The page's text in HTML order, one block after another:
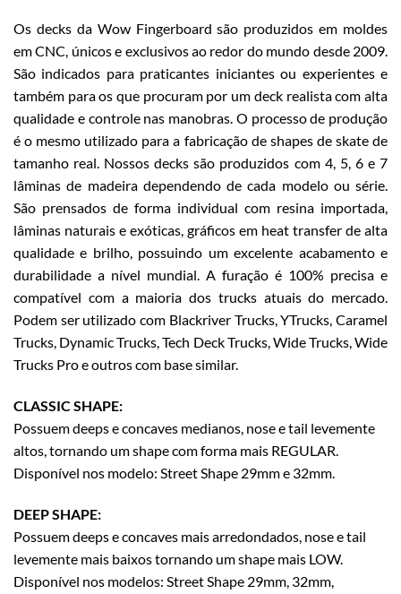
Os decks da Wow Fingerboard são produzidos em moldes
em CNC, únicos e exclusivos ao redor do mundo desde 2009.
São indicados para praticantes iniciantes ou experientes e
também para os que procuram por um deck realista com alta
qualidade e controle nas manobras. O processo de produção
é o mesmo utilizado para a fabricação de shapes de skate de
tamanho real. Nossos decks são produzidos com 4, 5, 6 e 7
lâminas de madeira dependendo de cada modelo ou série.
São prensados de forma individual com resina importada,
lâminas naturais e exóticas, gráficos em heat transfer de alta
qualidade e brilho, possuindo um excelente acabamento e
durabilidade a nível mundial. A furação é 100% precisa e
compatível com a maioria dos trucks atuais do mercado.
Podem ser utilizado com Blackriver Trucks, YTrucks, Caramel
Trucks, Dynamic Trucks, Tech Deck Trucks, Wide Trucks, Wide
Trucks Pro e outros com base similar.
CLASSIC SHAPE:
Possuem deeps e concaves medianos, nose e tail levemente
altos, tornando um shape com forma mais REGULAR.
Disponível nos modelo: Street Shape 29mm e 32mm.
DEEP SHAPE:
Possuem deeps e concaves mais arredondados, nose e tail
levemente mais baixos tornando um shape mais LOW.
Disponível nos modelos: Street Shape 29mm, 32mm,